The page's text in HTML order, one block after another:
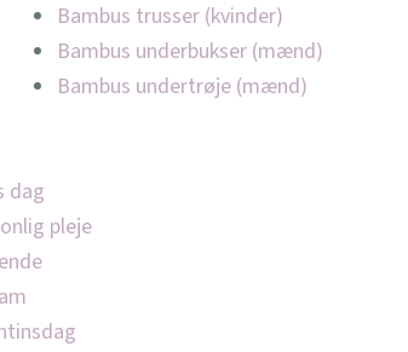
Bambus trusser (kvinder)
Bambus underbukser (mænd)
Bambus undertrøje (mænd)
dag
pleje